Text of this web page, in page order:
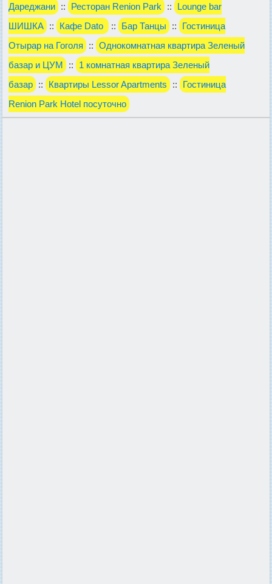
Дареджани :: Ресторан Renion Park ::
Lounge bar
ШИШКА :: Кафе Dato :: Бар Танцы ::
Гостиница
Отырар на Гоголя
:: Однокомнатная квартира Зеленый
базар и ЦУМ
::
1 комнатная квартира Зеленый
базар :: Квартиры Lessor Apartments ::
Гостиница
Renion Park Hotel посуточно